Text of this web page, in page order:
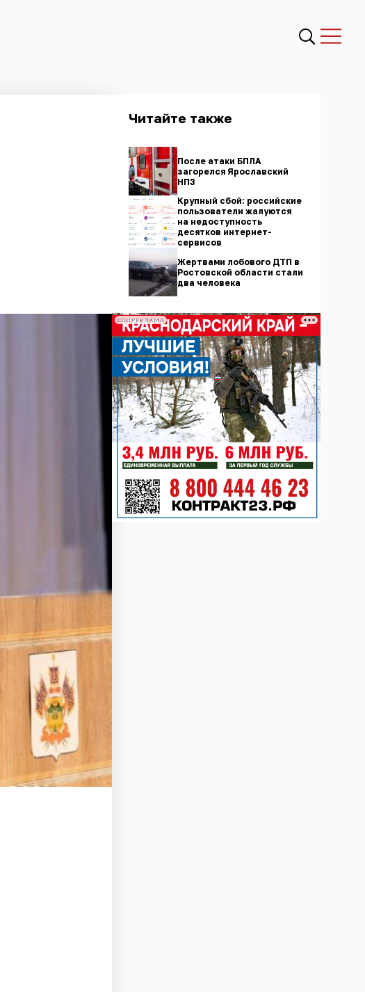
Читайте также
После атаки БПЛА
загорелся Ярославский
НПЗ
Крупный сбой: российские
пользователи жалуются
на недоступность
десятков интернет-
сервисов
Жертвами лобового ДТП в
Ростовской области стали
два человека
СОЦРЕКЛАМА